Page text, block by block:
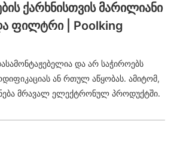
Ქარხნისთვის Მარილიანი
Ფილტრი | Poolking
და არ საჭიროებს
ან რთულ აწყობას. ამიტომ,
მრავალ ელექტრონულ პროდუქტში.